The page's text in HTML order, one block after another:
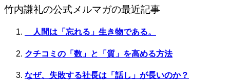
竹内謙礼の公式メルマガの最近記事
人間は「忘れる」生き物である。
クチコミの「数」と「質」を高める方法
なぜ、失敗する社長は「話し」が長いのか？